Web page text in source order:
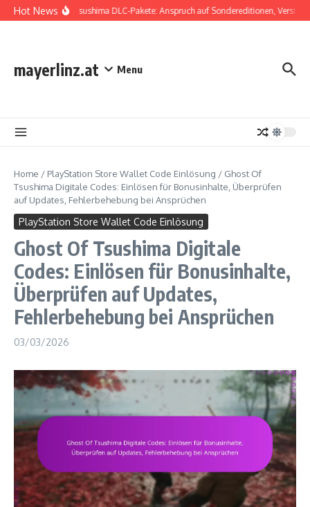
Skip to content
Hot News
Ghost Of Tsushima DLC-Pakete: Anspruch auf Sondereditionen,
mayerlinz.at Menu
Home / PlayStation Store Wallet Code Einlösung / Ghost Of
Tsushima Digitale Codes: Einlösen für Bonusinhalte, Überprüfen
auf Updates, Fehlerbehebung bei Ansprüchen
PlayStation Store Wallet Code Einlösung
Ghost Of Tsushima Digitale
Codes: Einlösen für Bonusinhalte,
Überprüfen auf Updates,
Fehlerbehebung bei Ansprüchen
03/03/2026